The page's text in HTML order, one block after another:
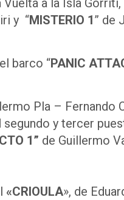
a la Isla
y “MISTERIO 1” de
barco “PANIC
Pla – Fernando
y tercer
1” de Guillermo
«CRIOULA», de